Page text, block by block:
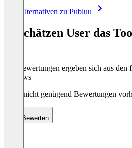
Alle Alternativen zu Publuu
So schätzen User das
Die Bewertungen ergeben sich aus den
Reviews
Noch nicht genügend Bewertungen
Bewerten